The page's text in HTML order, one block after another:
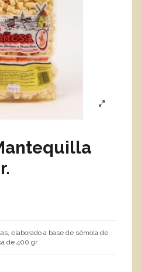
elaborado a base de sémola de
de 400 gr